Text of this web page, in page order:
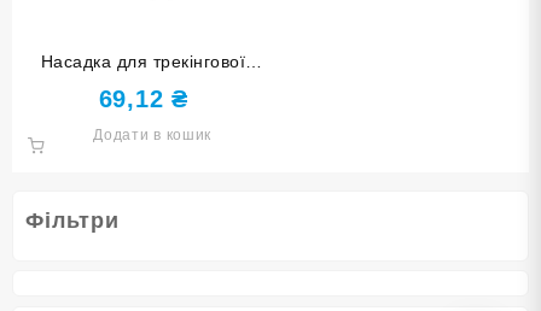
Фільтри
Насадка для трекінгової
палиці HOK-N
69,12 ₴
Додати в кошик